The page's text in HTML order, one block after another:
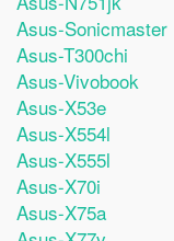
Asus-Sonicmaster
Asus-T300chi
Asus-Vivobook
Asus-X53e
Asus-X554l
Asus-X555l
Asus-X70i
Asus-X75a